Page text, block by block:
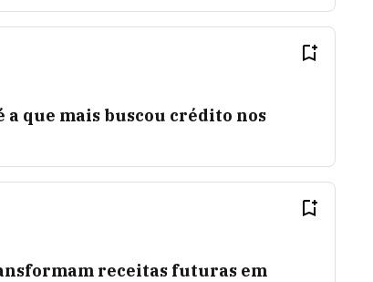
a que mais buscou crédito nos
receitas futuras em